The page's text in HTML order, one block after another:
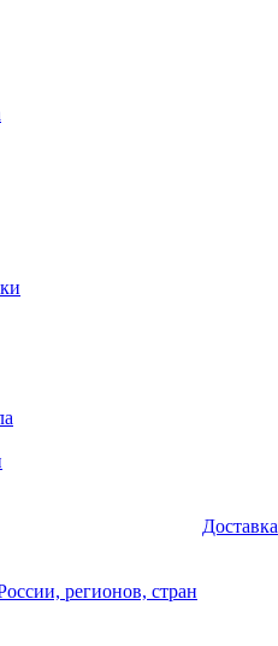
регионов, стран
Доставка